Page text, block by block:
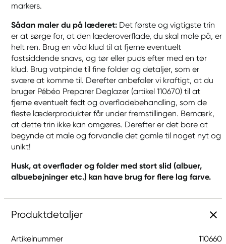
markers.
Sådan maler du på læderet: Det første og vigtigste trin
er at sørge for, at den læderoverflade, du skal male på, er
helt ren. Brug en våd klud til at fjerne eventuelt
fastsiddende snavs, og tør eller puds efter med en tør
klud. Brug vatpinde til fine folder og detaljer, som er
svære at komme til. Derefter anbefaler vi kraftigt, at du
bruger Pébéo Preparer Deglazer (artikel 110670) til at
fjerne eventuelt fedt og overfladebehandling, som de
fleste læderprodukter får under fremstillingen. Bemærk,
at dette trin ikke kan omgøres. Derefter er det bare at
begynde at male og forvandle det gamle til noget nyt og
unikt!
Husk, at overflader og folder med stort slid (albuer,
albuebøjninger etc.) kan have brug for flere lag farve.
Produktdetaljer
Artikelnummer
110660